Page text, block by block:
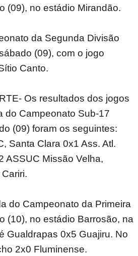
(09), no estádio Mirandão.
da Segunda Divisão
(09), com o jogo
Canto.
Os resultados dos jogos
do Campeonato Sub-17
(09) foram os seguintes:
Santa Clara 0x1 Ass. Atl.
ASSUC Missão Velha,
do Campeonato da Primeira
(10), no estádio Barrosão, na
Gualdrapas 0x5 Guajiru. No
2x0 Fluminense.